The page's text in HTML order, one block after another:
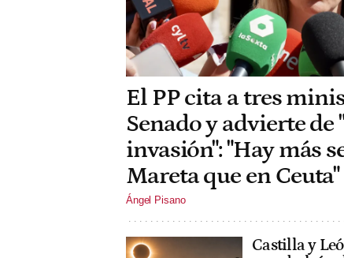
El PP cita a tres
Senado y advierte de
invasión": "Hay más
Mareta que en Ceuta"
Ángel Pisano
Castilla y